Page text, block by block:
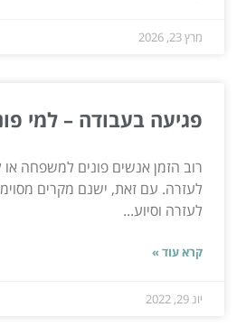
מרץ 23, 2026
פגיעה בעבודה – למי
רוב הזמן אנשים פונים למשפחה
לעזרה. עם זאת, ישנם מקרים
לעזרה וסיוע...
קרא עוד »
יונ 29, 2022